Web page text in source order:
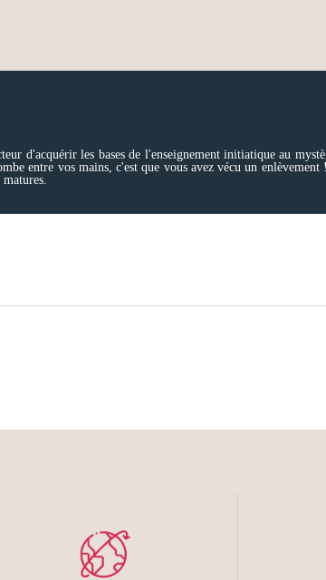
d'acquérir les bases de l'enseignement initiatique au
entre vos mains, c'est que vous avez vécu un